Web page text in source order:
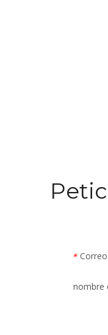
*
nombre